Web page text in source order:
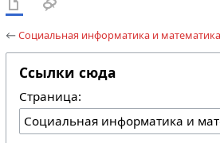
←Социальная информатика и математика
Ссылки сюда
Страница: